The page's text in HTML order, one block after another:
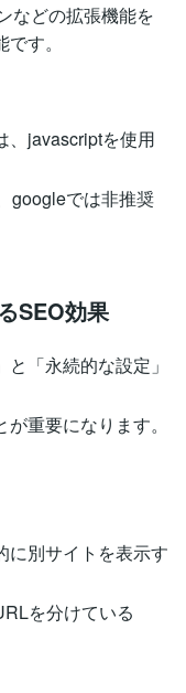
などの拡張機能を
す。
、javascriptを使用
googleでは非推奨
SEO効果
「永続的な設定」
重要になります。
に別サイトを表示す
を分けている